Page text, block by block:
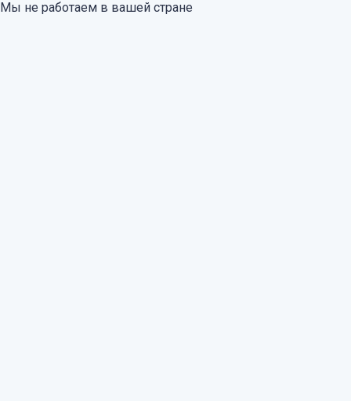
Мы не работаем в вашей стране